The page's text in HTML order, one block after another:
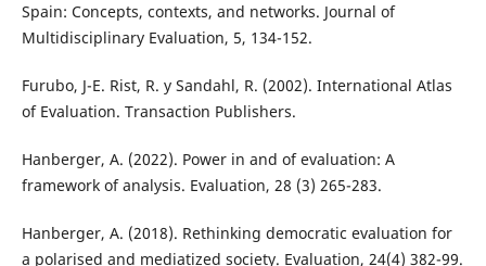
Spain: Concepts, contexts, and networks. Journal of
Multidisciplinary Evaluation, 5, 134-152.
Furubo, J-E. Rist, R. y Sandahl, R. (2002). International Atlas
of Evaluation. Transaction Publishers.
Hanberger, A. (2022). Power in and of evaluation: A
framework of analysis. Evaluation, 28 (3) 265-283.
Hanberger, A. (2018). Rethinking democratic evaluation for
a polarised and mediatized society. Evaluation, 24(4) 382-99.